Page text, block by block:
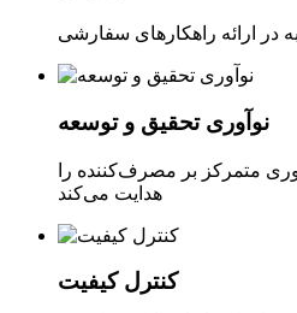
نوآوری تحقیق و توسعه
متمرکز بر مصرف‌کننده را
هدایت می‌کند
کنترل کیفیت